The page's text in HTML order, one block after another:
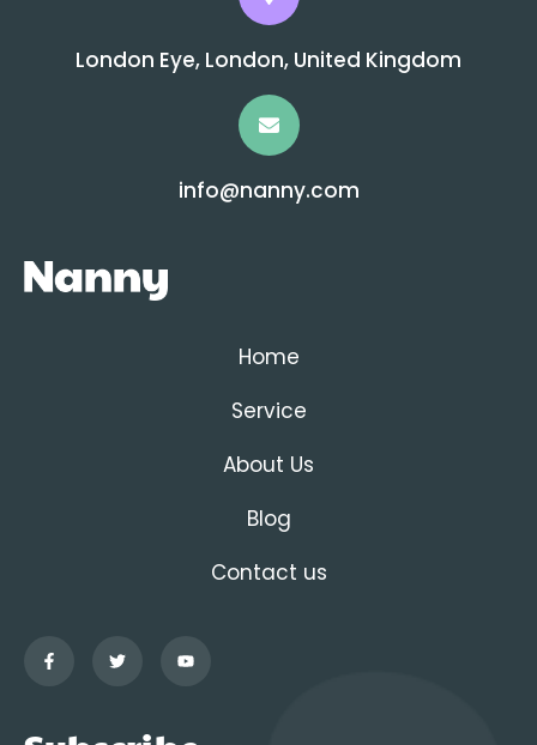
London Eye, London, United Kingdom
info@nanny.com
Home
Service
About Us
Blog
Contact us